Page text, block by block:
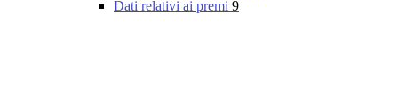
Dati relativi ai premi 9